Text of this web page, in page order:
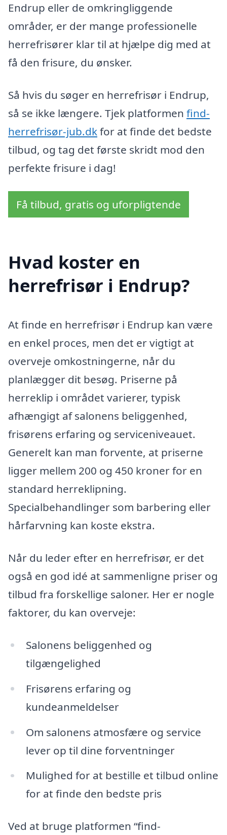
Endrup eller de omkringliggende
områder, er der mange professionelle
herrefrisører klar til at hjælpe dig med at
få den frisure, du ønsker.
Så hvis du søger en herrefrisør i Endrup,
så se ikke længere. Tjek platformen find-
herrefrisør-jub.dkfor at finde det bedste
tilbud, og tag det første skridt mod den
perfekte frisure i dag!
Få tilbud, gratis og uforpligtende
Hvad koster en
herrefrisør i Endrup?
At finde en herrefrisør i Endrup kan være
en enkel proces, men det er vigtigt at
overveje omkostningerne, når du
planlægger dit besøg. Priserne på
herreklip i området varierer, typisk
afhængigt af salonens beliggenhed,
frisørens erfaring og serviceniveauet.
Generelt kan man forvente, at priserne
ligger mellem 200 og 450 kroner for en
standard herreklipning.
Specialbehandlinger som barbering eller
hårfarvning kan koste ekstra.
Når du leder efter en herrefrisør, er det
også en god idé at sammenligne priser og
tilbud fra forskellige saloner. Her er nogle
faktorer, du kan overveje:
Salonens beliggenhed og
tilgængelighed
Frisørens erfaring og
kundeanmeldelser
Om salonens atmosfære og service
lever op til dine forventninger
Mulighed for at bestille et tilbud online
for at finde den bedste pris
Ved at bruge platformen “find-